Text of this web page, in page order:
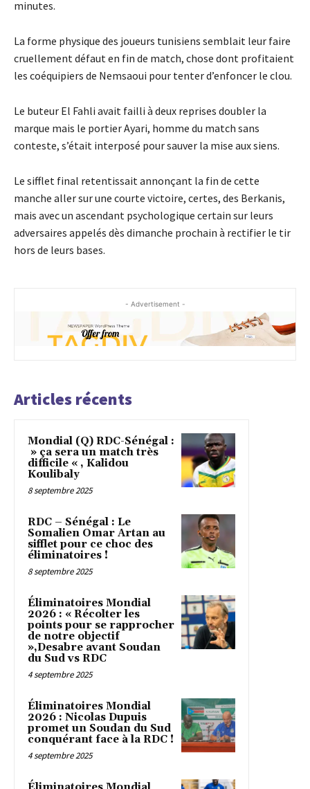
minutes.
La forme physique des joueurs tunisiens semblait leur faire
cruellement défaut en fin de match, chose dont profitaient
les coéquipiers de Nemsaoui pour tenter d’enfoncer le clou.
Le buteur El Fahli avait failli à deux reprises doubler la
marque mais le portier Ayari, homme du match sans
conteste, s’était interposé pour sauver la mise aux siens.
Le sifflet final retentissait annonçant la fin de cette
manche aller sur une courte victoire, certes, des Berkanis,
mais avec un ascendant psychologique certain sur leurs
adversaires appelés dès dimanche prochain à rectifier le tir
hors de leurs bases.
- Advertisement -
Articles récents
Mondial (Q) RDC-Sénégal :
» ça sera un match très
difficile « , Kalidou
Koulibaly
8 septembre 2025
RDC – Sénégal : Le
Somalien Omar Artan au
sifflet pour ce choc des
éliminatoires !
8 septembre 2025
Éliminatoires Mondial
2026 : « Récolter les
points pour se rapprocher
de notre objectif
»,Desabre avant Soudan
du Sud vs RDC
4 septembre 2025
Éliminatoires Mondial
2026 : Nicolas Dupuis
promet un Soudan du Sud
conquérant face à la RDC !
4 septembre 2025